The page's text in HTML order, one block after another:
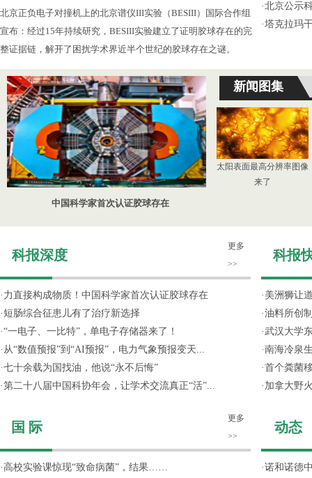
北京正负电子对撞机上的北京谱仪III实验（BESIII）国际合作组
宣布：经过15年持续研究，BESIII实验建立了证明胶球存在的完
整证据链，解开了困扰学术界近半个世纪的胶球存在之谜。
·北京公示
·塔克拉玛
中国科学家首次认证胶球存在
新闻图集
太阳表面最高分辨率图像
来了
科报深度
更多
>>
· 力直接构成物质！中国科学家首次认证胶球存在
· 短肠综合征患儿有了治疗新选择
·“一电子、一比特”，单电子存储器来了！
· 从“数值预报”到“AI预报”，电力气象预报变天...
·七十余载为国找油，他说“永不后悔”
·第二十八届中国科协年会，让学术交流真正“活”...
国 际
更多
>>
· 高校实验课惊现“致命病菌”，结果……
科报
· 美洲狮让
·油料所创
·武汉大学
·南海冷泉
·首个粪菌
· 加拿大野
动态
·诺和诺德